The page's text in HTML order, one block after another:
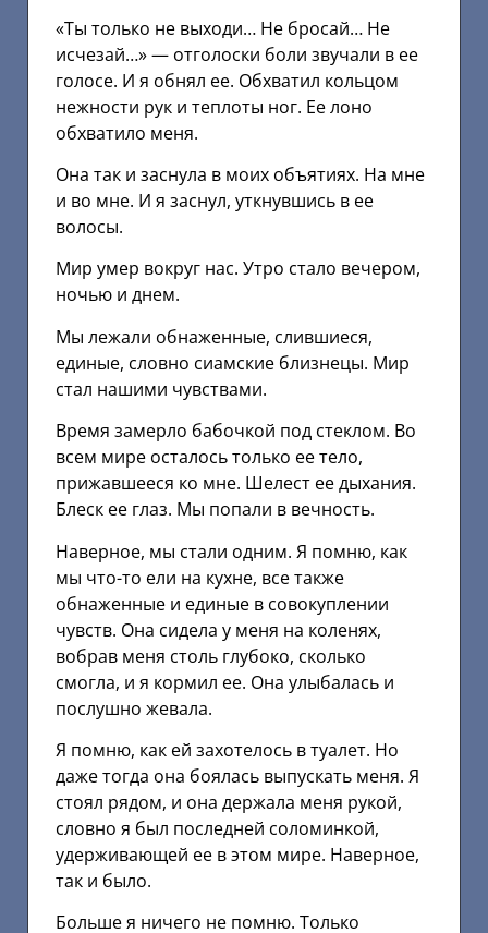
«Ты только не выходи… Не бросай… Не
исчезай…» — отголоски боли звучали в ее
голосе. И я обнял ее. Обхватил кольцом
нежности рук и теплоты ног. Ее лоно
обхватило меня.
Она так и заснула в моих объятиях. На мне
и во мне. И я заснул, уткнувшись в ее
волосы.
Мир умер вокруг нас. Утро стало вечером,
ночью и днем.
Мы лежали обнаженные, слившиеся,
единые, словно сиамские близнецы. Мир
стал нашими чувствами.
Время замерло бабочкой под стеклом. Во
всем мире осталось только ее тело,
прижавшееся ко мне. Шелест ее дыхания.
Блеск ее глаз. Мы попали в вечность.
Наверное, мы стали одним. Я помню, как
мы что-то ели на кухне, все также
обнаженные и единые в совокуплении
чувств. Она сидела у меня на коленях,
вобрав меня столь глубоко, сколько
смогла, и я кормил ее. Она улыбалась и
послушно жевала.
Я помню, как ей захотелось в туалет. Но
даже тогда она боялась выпускать меня. Я
стоял рядом, и она держала меня рукой,
словно я был последней соломинкой,
удерживающей ее в этом мире. Наверное,
так и было.
Больше я ничего не помню. Только